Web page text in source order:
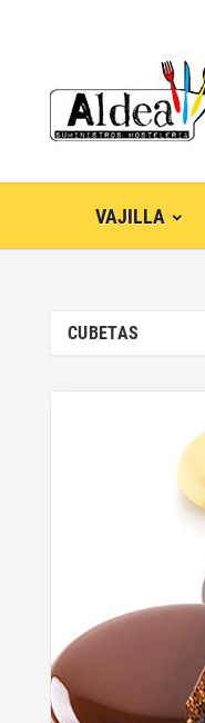
VAJILLA
CUBETAS